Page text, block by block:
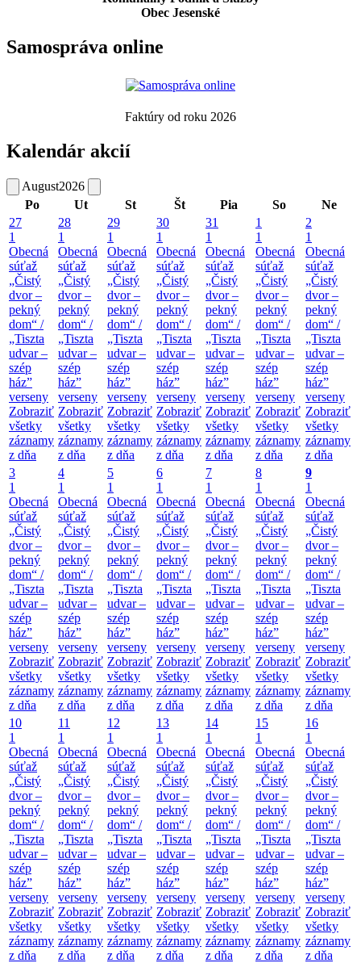
Obec Jesenské
Samospráva online
Faktúry od roku 2026
Kalendár akcií
August2026
Po
Ut St Št Pia So
Ne
27
1
Obecná
súťaž
„Čistý
dvor –
pekný
dom“ /
„Tiszta
udvar –
szép
ház”
verseny
Zobraziť
všetky
záznamy
z dňa
28
1
Obecná
súťaž
„Čistý
dvor –
pekný
dom“ /
„Tiszta
udvar –
szép
ház”
verseny
Zobraziť
všetky
záznamy
z dňa
29
1
Obecná
súťaž
„Čistý
dvor –
pekný
dom“ /
„Tiszta
udvar –
szép
ház”
verseny
Zobraziť
všetky
záznamy
z dňa
30
1
Obecná
súťaž
„Čistý
dvor –
pekný
dom“ /
„Tiszta
udvar –
szép
ház”
verseny
Zobraziť
všetky
záznamy
z dňa
31
1
Obecná
súťaž
„Čistý
dvor –
pekný
dom“ /
„Tiszta
udvar –
szép
ház”
verseny
Zobraziť
všetky
záznamy
z dňa
1
1
Obecná
súťaž
„Čistý
dvor –
pekný
dom“ /
„Tiszta
udvar –
szép
ház”
verseny
Zobraziť
všetky
záznamy
z dňa
2
1
Obecná
súťaž
„Čistý
dvor –
pekný
dom“ /
„Tiszta
udvar –
szép
ház”
verseny
Zobraziť
všetky
záznamy
z dňa
3
1
Obecná
súťaž
„Čistý
dvor –
pekný
dom“ /
„Tiszta
udvar –
szép
ház”
verseny
Zobraziť
všetky
záznamy
z dňa
4
1
Obecná
súťaž
„Čistý
dvor –
pekný
dom“ /
„Tiszta
udvar –
szép
ház”
verseny
Zobraziť
všetky
záznamy
z dňa
5
1
Obecná
súťaž
„Čistý
dvor –
pekný
dom“ /
„Tiszta
udvar –
szép
ház”
verseny
Zobraziť
všetky
záznamy
z dňa
6
1
Obecná
súťaž
„Čistý
dvor –
pekný
dom“ /
„Tiszta
udvar –
szép
ház”
verseny
Zobraziť
všetky
záznamy
z dňa
7
1
Obecná
súťaž
„Čistý
dvor –
pekný
dom“ /
„Tiszta
udvar –
szép
ház”
verseny
Zobraziť
všetky
záznamy
z dňa
8
1
Obecná
súťaž
„Čistý
dvor –
pekný
dom“ /
„Tiszta
udvar –
szép
ház”
verseny
Zobraziť
všetky
záznamy
z dňa
9
1
Obecná
súťaž
„Čistý
dvor –
pekný
dom“ /
„Tiszta
udvar –
szép
ház”
verseny
Zobraziť
všetky
záznamy
z dňa
10
1
Obecná
súťaž
„Čistý
dvor –
pekný
dom“ /
„Tiszta
udvar –
szép
ház”
verseny
Zobraziť
všetky
záznamy
z dňa
11
1
Obecná
súťaž
„Čistý
dvor –
pekný
dom“ /
„Tiszta
udvar –
szép
ház”
verseny
Zobraziť
všetky
záznamy
z dňa
12
1
Obecná
súťaž
„Čistý
dvor –
pekný
dom“ /
„Tiszta
udvar –
szép
ház”
verseny
Zobraziť
všetky
záznamy
z dňa
13
1
Obecná
súťaž
„Čistý
dvor –
pekný
dom“ /
„Tiszta
udvar –
szép
ház”
verseny
Zobraziť
všetky
záznamy
z dňa
14
1
Obecná
súťaž
„Čistý
dvor –
pekný
dom“ /
„Tiszta
udvar –
szép
ház”
verseny
Zobraziť
všetky
záznamy
z dňa
15
1
Obecná
súťaž
„Čistý
dvor –
pekný
dom“ /
„Tiszta
udvar –
szép
ház”
verseny
Zobraziť
všetky
záznamy
z dňa
16
1
Obecná
súťaž
„Čistý
dvor –
pekný
dom“ /
„Tiszta
udvar –
szép
ház”
verseny
Zobraziť
všetky
záznamy
z dňa